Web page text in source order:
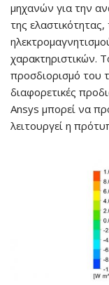
μηχανών για την
της
χαρακτηριστικών.
προσδιορισμό του
διαφορετικές
Ansys μπορεί να
λειτουργεί η